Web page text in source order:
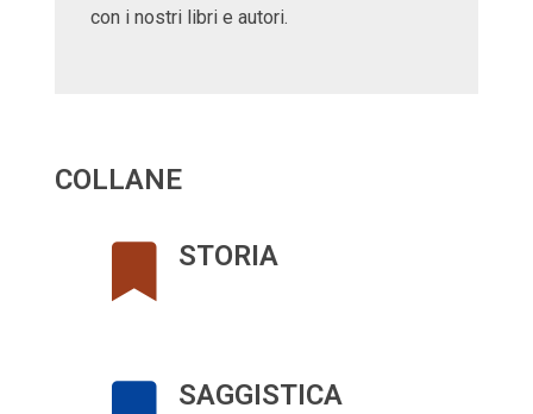
con i nostri libri e autori.
COLLANE
STORIA
SAGGISTICA